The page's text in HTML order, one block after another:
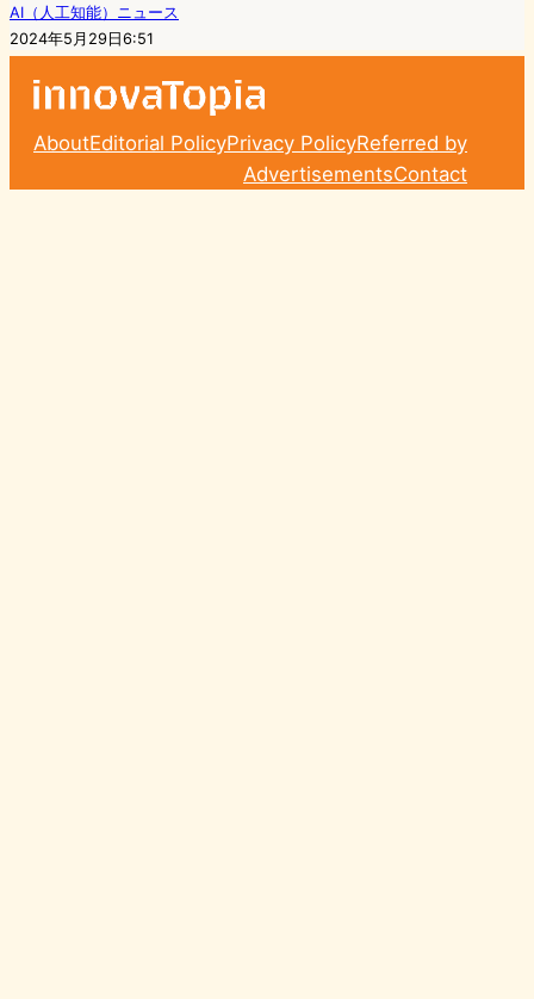
AI（人工知能）ニュース
2024年5月29日6:51
AboutEditorial PolicyPrivacy PolicyReferred by
AdvertisementsContact